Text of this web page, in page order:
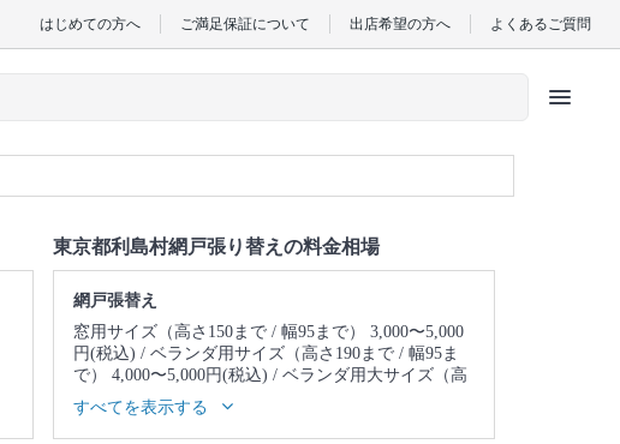
はじめての方へ ご満足保証について 出店希望の方へ よくあるご質問
menu
東京都利島村網戸張り替えの料金相場
網戸張替え
窓用サイズ（高さ150まで / 幅95まで） 3,000〜5,000
円(税込)
ベランダ用サイズ（高さ190まで / 幅95ま
で） 4,000〜5,000円(税込)
ベランダ用大サイズ（高
さ210まで / 幅135まで） 5,000〜7,000円(税込)
すべてを表示する